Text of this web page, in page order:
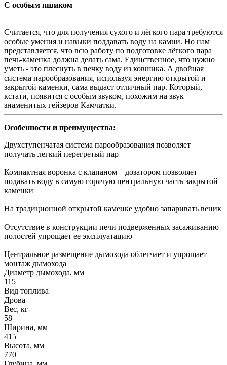
С особым пшиком
Считается, что для получения сухого и лёгкого пара требуются
особые умения и навыки поддавать воду на камни. Но нам
представляется, что всю работу по подготовке лёгкого пара
печь-каменка должна делать сама. Единственное, что нужно
уметь - это плеснуть в печку воду из ковшика. А двойная
система парообразования, используя энергию открытой и
закрытой каменки, сама выдаст отличный пар. Который,
кстати, появится с особым звуком, похожим на звук
знаменитых гейзеров Камчатки.
Особенности и преимущества:
Двухступенчатая система парообразования позволяет
получать легкий перегретый пар
Компактная воронка с клапаном – дозатором позволяет
подавать воду в самую горячую центральную часть закрытой
каменки
На традиционной открытой каменке удобно запаривать веник
Отсутствие в конструкции печи подверженных засаживанию
полостей упрощает ее эксплуатацию
Центральное размещение дымохода облегчает и упрощает
монтаж дымохода
Диаметр дымохода, мм
115
Вид топлива
Дрова
Вес, кг
58
Ширина, мм
415
Высота, мм
770